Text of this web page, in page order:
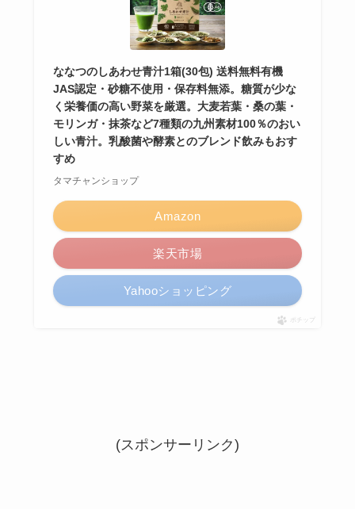
ななつのしあわせ青汁1箱(30包) 送料無料有機
JAS認定・砂糖不使用・保存料無添。糖質が少な
く栄養価の高い野菜を厳選。大麦若葉・桑の葉・
モリンガ・抹茶など7種類の九州素材100％のおい
しい青汁。乳酸菌や酵素とのブレンド飲みもおす
すめ
タマチャンショップ
Amazon
楽天市場
Yahooショッピング
ポチップ
(スポンサーリンク)